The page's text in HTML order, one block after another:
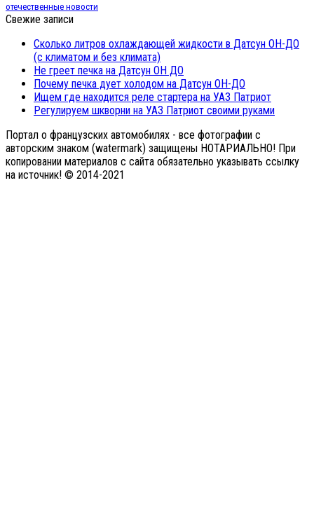
отечественные новости
Свежие записи
Сколько литров охлаждающей жидкости в Датсун ОН-ДО
(с климатом и без климата)
Не греет печка на Датсун ОН ДО
Почему печка дует холодом на Датсун ОН-ДО
Ищем где находится реле стартера на УАЗ Патриот
Регулируем шкворни на УАЗ Патриот своими руками
Портал о французских автомобилях - все фотографии с
авторским знаком (watermark) защищены НОТАРИАЛЬНО! При
копировании материалов с сайта обязательно указывать ссылку
на источник! © 2014-2021